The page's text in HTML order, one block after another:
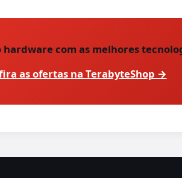
com as melhores
as ofertas na TerabyteShop →